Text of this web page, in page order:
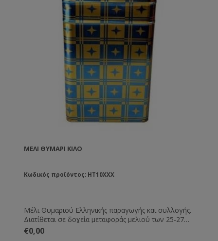
ΜΈΛΙ ΘΥΜΆΡΙ ΚΙΛΟ
Κωδικός προϊόντος: HT10XXX
Μέλι Θυμαριού Ελληνικής παραγωγής και συλλογής.
Διατίθεται σε δοχεία μεταφοράς μελιού των 25-27
Kg. Όλα τα μέλια συνοδεύονται από τις βασικές
εξετάσεις τους. Εάν επιθυμείτε κάποια ειδική εξέταση
€0,00